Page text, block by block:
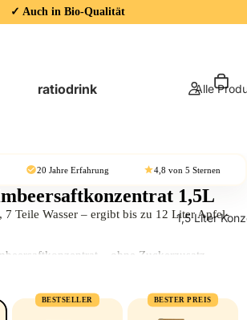
✓ Auch in Bio-Qualität
ratiodrink Alle
1,5 Liter
20 Jahre Erfahrung 4,8 von 5 Sternen
1,5L
Teile Wasser– ergibt bis zu 12 Liter Apfel-
– ohne Zuckerzusatz,
biologischem Anbau
, schonend
BESTSELLER BESTER PREIS